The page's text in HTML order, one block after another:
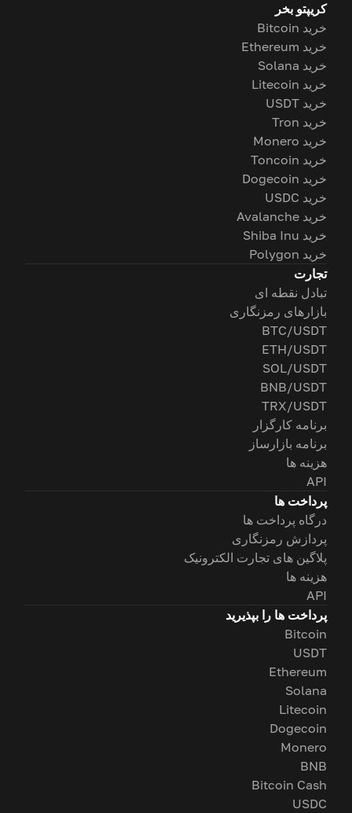
کریپتو بخر
خرید Bitcoin
خرید Ethereum
خرید Solana
خرید Litecoin
خرید USDT
خرید Tron
خرید Monero
خرید Toncoin
خرید Dogecoin
خرید USDC
خرید Avalanche
خرید Shiba Inu
خرید Polygon
تجارت
تبادل نقطه ای
بازارهای رمزنگاری
BTC/USDT
ETH/USDT
SOL/USDT
BNB/USDT
TRX/USDT
برنامه کارگزار
برنامه بازارساز
هزینه ها
API
پرداخت ها
درگاه پرداخت ها
پردازش رمزنگاری
پلاگین های تجارت الکترونیک
هزینه ها
API
پرداخت ها را بپذیرید
Bitcoin
USDT
Ethereum
Solana
Litecoin
Dogecoin
Monero
BNB
Bitcoin Cash
USDC